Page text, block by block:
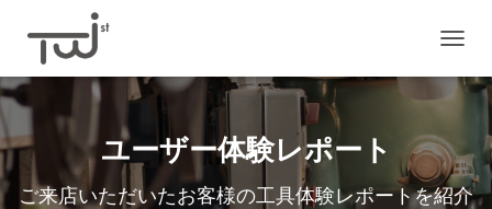
ビ
ゲ
ョ
ン
を
ユーザー体験レポート
ご来店いただいたお客様の工具体験レポートを紹介